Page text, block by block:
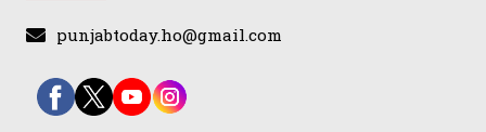
punjabtoday.ho@gmail.com